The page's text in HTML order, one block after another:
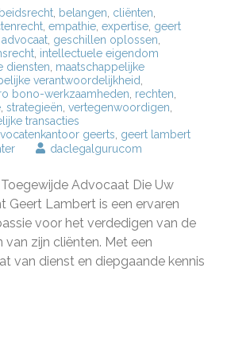
belangen cliënten
empathie expertise geert
geschillen oplossen
intellectuele eigendom
diensten maatschappelijke
verantwoordelijkheid
bono-werkzaamheden rechten
strategieën vertegenwoordigen
transacties
geerts geert lambert
op
Uw
Betrouwbare
Advocaat
voor
Juridische
Bijstand
daclegalgurucom
Advocaat Die Uw
Geert Lambert is een ervaren
voor het verdedigen van de
van zijn cliënten. Met een
van dienst en diepgaande kennis